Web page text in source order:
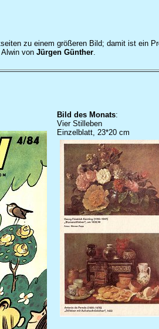
zu einem größeren Bild; damit ist ein
von Jürgen Günther
Bild des Monats:
Vier Stilleben
Einzelblatt, 23*20 cm